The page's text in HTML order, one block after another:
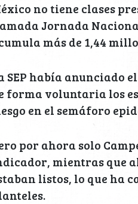
no tiene clases
Jornada
más de 1,44
SEP había anunciado
forma voluntaria los
en el semáforo
por ahora solo
mientras que
listos, lo que ha